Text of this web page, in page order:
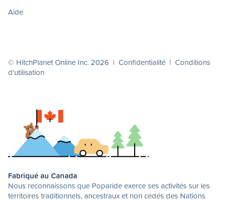
Aide
© HitchPlanet Online Inc. 2026 | Confidentialité | Conditions
d'utilisation
Fabriqué au Canada
Nous reconnaissons que Poparide exerce ses activités sur les
territoires traditionnels, ancestraux et non cédés des Nations